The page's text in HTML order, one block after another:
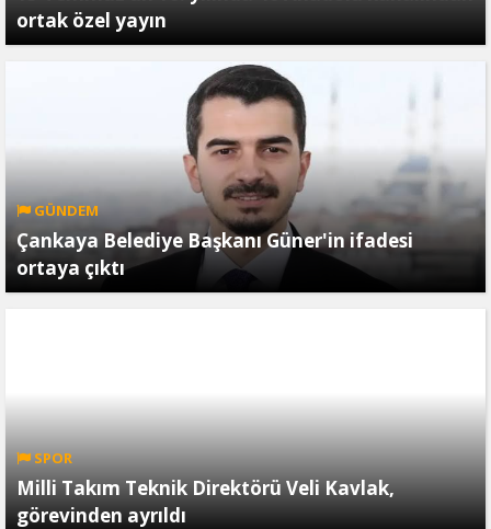
ortak özel yayın
GÜNDEM
Çankaya Belediye Başkanı Güner'in ifadesi
ortaya çıktı
SPOR
Milli Takım Teknik Direktörü Veli Kavlak,
görevinden ayrıldı